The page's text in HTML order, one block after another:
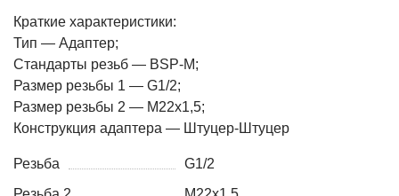
Краткие характеристики:
Тип — Адаптер;
Стандарты резьб — BSP-М;
Размер резьбы 1 — G1/2;
Размер резьбы 2 — М22х1,5;
Конструкция адаптера — Штуцер-Штуцер
Резьба
G1/2